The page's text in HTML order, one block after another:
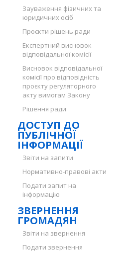
Зауваження фізичних та
юридичних осіб
Проєкти рішень ради
Експертний висновок
відповідальної комісії
Висновок відповідальної
комісії про відповідність
проєкту регуляторного
акту вимогам Закону
Рішення ради
ДОСТУП ДО
ПУБЛІЧНОЇ
ІНФОРМАЦІЇ
Звіти на запити
Нормативно-правові акти
Подати запит на
інформацію
ЗВЕРНЕННЯ
ГРОМАДЯН
Звіти на звернення
Подати звернення